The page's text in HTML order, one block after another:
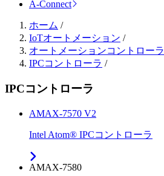
A-Connect
ホーム /
IoTオートメーション /
オートメーションコントローラ
IPCコントローラ /
IPCコントローラ
AMAX-7570 V2
Intel Atom® IPCコントローラ
AMAX-7580